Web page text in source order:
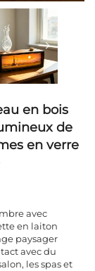
en bois
de
en verre
avec
en laiton
paysager
avec du
les spas et